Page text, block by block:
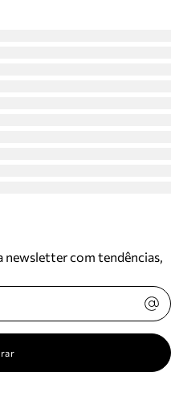
newsletter com tendências,